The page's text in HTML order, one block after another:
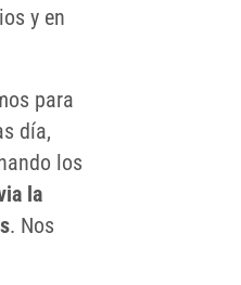
y en
para
día,
los
la
. Nos